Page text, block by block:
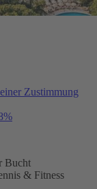
Zustimmung
Bucht
& Fitness